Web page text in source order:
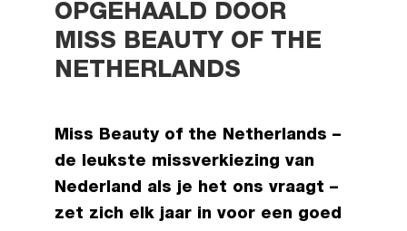
OPGEHAALD DOOR
MISS BEAUTY OF THE
NETHERLANDS
Miss Beauty of the Netherlands –
de leukste missverkiezing van
Nederland als je het ons vraagt –
zet zich elk jaar in voor een goed